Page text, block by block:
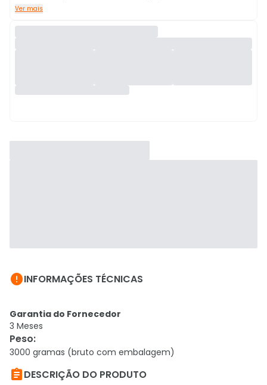
Ver mais
INFORMAÇÕES TÉCNICAS
Garantia do Fornecedor
3 Meses
Peso:
3000 gramas (bruto com embalagem)
DESCRIÇÃO DO PRODUTO